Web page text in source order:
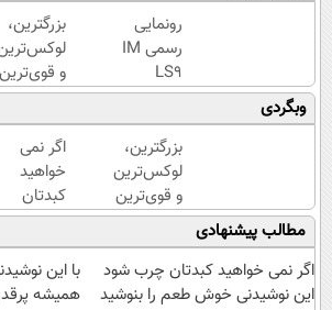
رونمایی
رسمی IM
LS9
لوکس‌ترین
EREV در
ایران
بزرگترین،
و قوی‌ترین
شاسی
EREV در
در ایران
رونمایی
شد
وبگردی
بزرگترین،
لوکس‌ترین
و قوی‌ترین
شاسی بلند
EREV در
در ایران
رونمایی
اگر نمی
خواهید
کبدتان
چرب
شود این
نوشیدنی
خوش
مطالب پیشنهادی
اگر نمی خواهید کبدتان چرب شود
این نوشیدنی خوش طعم را بنوشید
با این
همیشه